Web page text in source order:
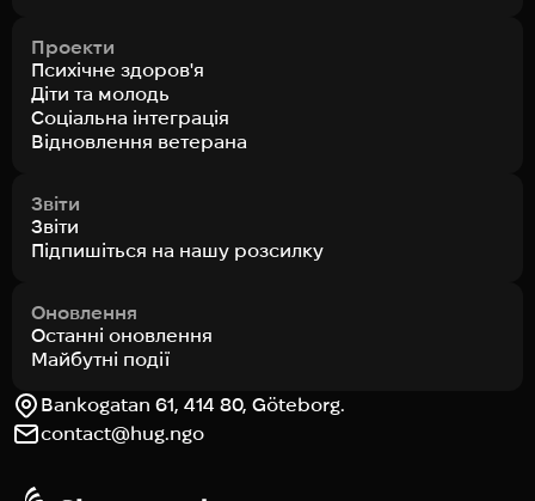
Проекти
Психічне здоров'я
Діти та молодь
Соціальна інтеграція
Відновлення ветерана
Звіти
Звіти
Підпишіться на нашу розсилку
Оновлення
Останні оновлення
Майбутні події
Bankogatan 61, 414 80, Göteborg.
contact@hug.ngo